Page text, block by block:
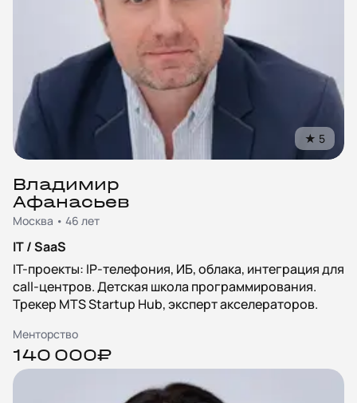
★ 5
Владимир
Афанасьев
Москва • 46 лет
IT / SaaS
IT-проекты: IP-телефония, ИБ, облака, интеграция для
call-центров. Детская школа программирования.
Трекер MTS Startup Hub, эксперт акселераторов.
Менторство
140 000₽